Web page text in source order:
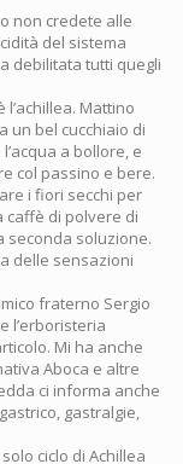
non credete alle
del sistema
debilitata tutti quegli
Mattino
un bel cucchiaio di
a bollore, e
col passino e bere.
i fiori secchi per
caffè di polvere di
seconda soluzione.
delle sensazioni
fraterno Sergio
l’erboristeria
Mi ha anche
Aboca e altre
ci informa anche
gastralgie,
ciclo di Achillea